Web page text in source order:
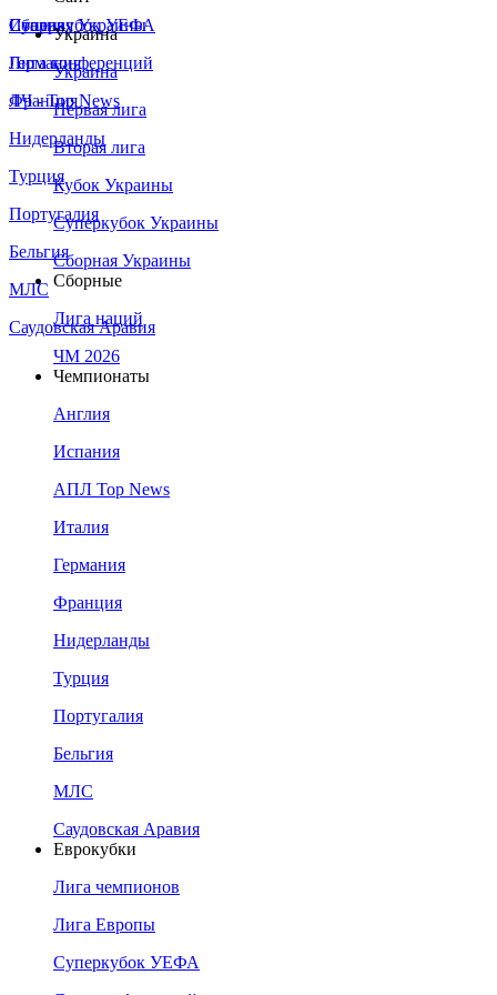
Сборная Украины
Италия
Германия
Франция
Нидерланды
Турция
Португалия
Бельгия
МЛС
Саудовская Аравия
Суперкубок УЕФА
Лига конференций
ЛЧ - Top News
Украина
Украина
Первая лига
Вторая лига
Кубок Украины
Суперкубок Украины
Сборная Украины
Сборные
Лига наций
ЧМ 2026
Чемпионаты
Англия
Испания
АПЛ Top News
Италия
Германия
Франция
Нидерланды
Турция
Португалия
Бельгия
МЛС
Саудовская Аравия
Еврокубки
Лига чемпионов
Лига Европы
Суперкубок УЕФА